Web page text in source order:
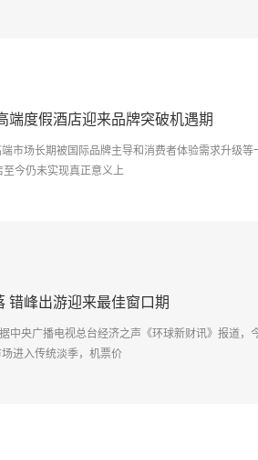
端度假酒店迎来品牌突破机遇期
市场长期被国际品牌主导和消费者体验需求升级
今仍未实现真正意义上
错峰出游迎来最佳窗口期
中央广播电视总台经济之声《环球新财讯》报道，
进入传统淡季，机票价